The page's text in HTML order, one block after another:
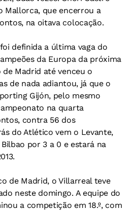
Mallorca, que encerrou a
na oitava colocação.
definida a última vaga do
da Europa da próxima
Madrid até venceu o
de nada adiantou, já que o
Gijón, pelo mesmo
na quarta
contra 56 dos
do Atlético vem o Levante,
por 3 a 0 e estará na
de Madrid, o Villarreal teve
neste domingo. A equipe do
a competição em 18.º, com